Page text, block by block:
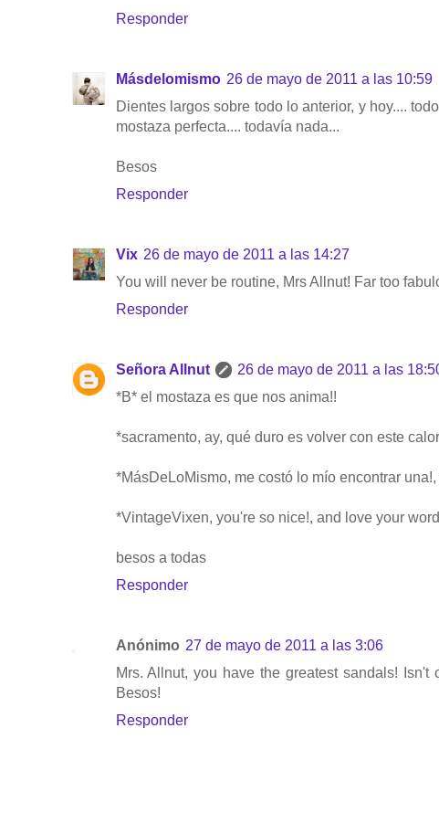
Responder
Másdelomismo 26 de mayo de 2011 a las 10:59
Dientes largos sobre todo lo anterior, y hoy....
mostaza perfecta.... todavía nada...
Besos
Responder
Vix 26 de mayo de 2011 a las 14:27
You will never be routine, Mrs Allnut! Far too
Responder
Señora Allnut
26 de mayo de 2011 a las
*B* el mostaza es que nos anima!!
*sacramento, ay, qué duro es volver con este
*MásDeLoMismo, me costó lo mío encontrar
*VintageVixen, you're so nice!, and love your
besos a todas
Responder
Anónimo 27 de mayo de 2011 a las 3:06
Mrs. Allnut, you have the greatest sandals!
Besos!
Responder